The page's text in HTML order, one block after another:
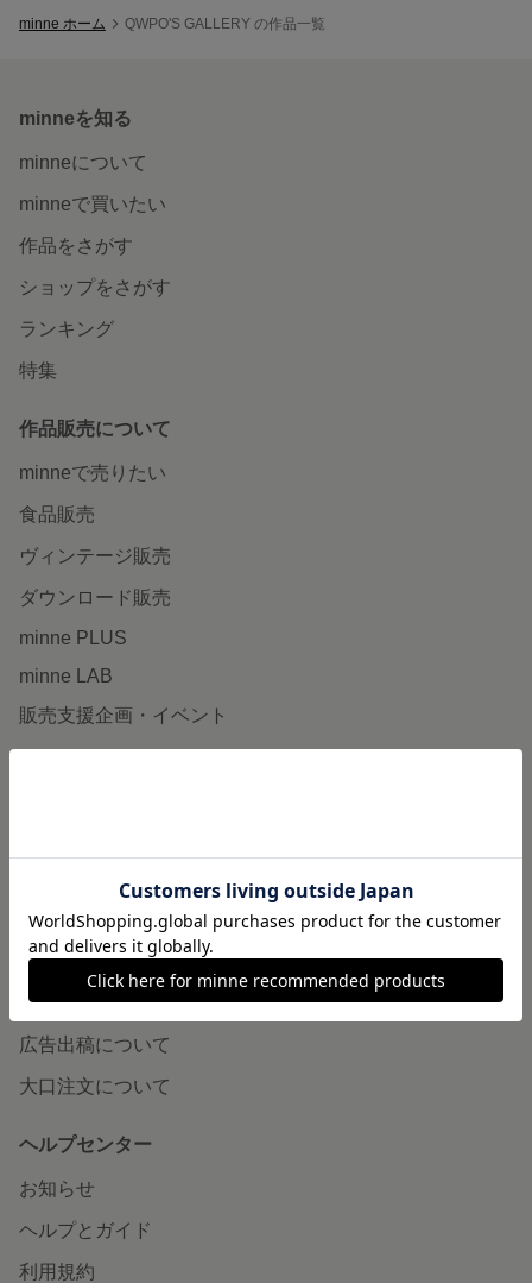
minne ホーム QWPO'S GALLERY の作品一覧
minneを知る
minneについて
minneで買いたい
作品をさがす
ショップをさがす
ランキング
特集
作品販売について
minneで売りたい
食品販売
ヴィンテージ販売
ダウンロード販売
minne PLUS
minne LAB
販売支援企画・イベント
minne学習帖
minneの本
企業の方へ
広告出稿について
大口注文について
ヘルプセンター
お知らせ
ヘルプとガイド
利用規約